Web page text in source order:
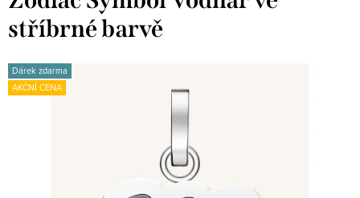
stříbrné barvě
Dárek zdarma
AKČNÍ CENA